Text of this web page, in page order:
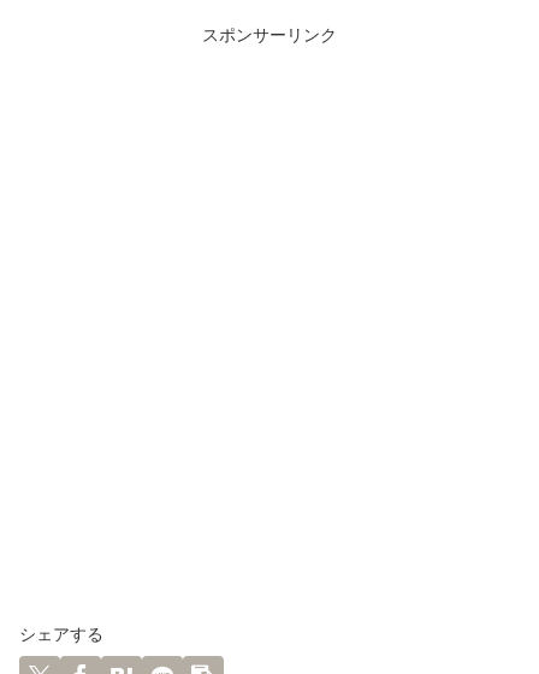
スポンサーリンク
シェアする